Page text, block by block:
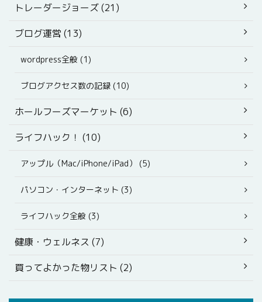
トレーダージョーズ (21)
ブログ運営 (13)
wordpress全般 (1)
ブログアクセス数の記録 (10)
ホールフーズマーケット (6)
ライフハック！ (10)
アップル（Mac/iPhone/iPad） (5)
パソコン・インターネット (3)
ライフハック全般 (3)
健康・ウェルネス (7)
買ってよかった物リスト (2)